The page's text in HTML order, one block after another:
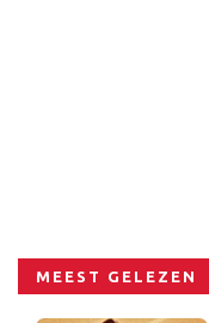
MEEST GELEZEN